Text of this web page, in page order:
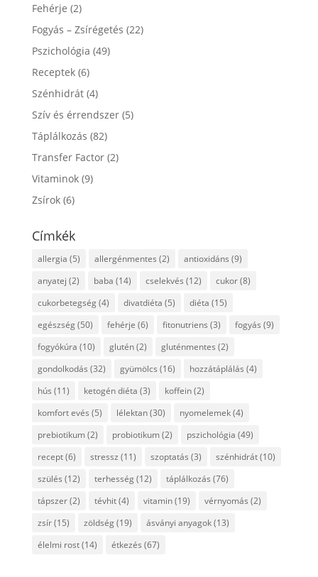
Fehérje (2)
Fogyás – Zsírégetés (22)
Pszichológia (49)
Receptek(6)
Szénhidrát(4)
Szív és érrendszer(5)
Táplálkozás (82)
Transfer Factor(2)
Vitaminok(9)
Zsírok(6)
Címkék
allergia (5) allergénmentes (2) antioxidáns (9)
anyatej (2) baba (14) cselekvés (12) cukor(8)
cukorbetegség(4) divatdiéta (5) diéta (15)
egészség(50) fehérje (6) fitonutriens (3) fogyás (9)
fogyókúra (10) glutén(2) gluténmentes (2)
gondolkodás (32) gyümölcs (16) hozzátáplálás (4)
hús (11) ketogén diéta (3) koffein(2)
komfort evés (5) lélektan(30) nyomelemek(4)
prebiotikum(2) probiotikum(2) pszichológia (49)
recept(6) stressz (11) szoptatás (3) szénhidrát(10)
szülés (12) terhesség(12) táplálkozás (76)
tápszer(2) tévhit(4) vitamin(19) vérnyomás (2)
zsír(15) zöldség(19) ásványi anyagok(13)
élelmi rost(14) étkezés (67)